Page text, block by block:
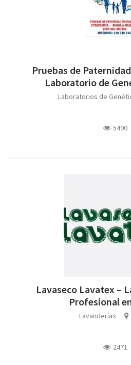
Pruebas de
Laboratorio de
Laboratorios de
5490
Lavaseco Lavatex –
Profesional
Lavanderías
2471